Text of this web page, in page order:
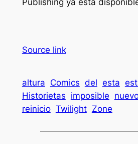
Publishing ya está
Source link
altura Comics del esta
Historietas imposible
reinicio Twilight Zone